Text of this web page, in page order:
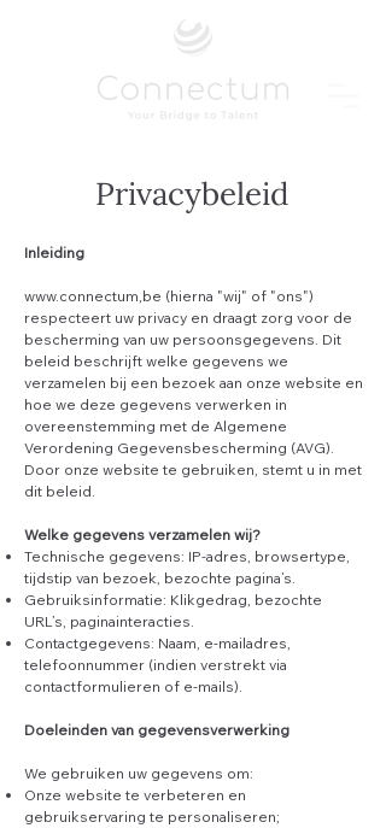
Privacybeleid
Inleiding
www.connectum,be (hierna "wij" of "ons")
respecteert uw privacy en draagt zorg voor de
bescherming van uw persoonsgegevens. Dit
beleid beschrijft welke gegevens we
verzamelen bij een bezoek aan onze website en
hoe we deze gegevens verwerken in
overeenstemming met de Algemene
Verordening Gegevensbescherming (AVG).
Door onze website te gebruiken, stemt u in met
dit beleid.
Welke gegevens verzamelen wij?
Technische gegevens: IP-adres, browsertype,
tijdstip van bezoek, bezochte pagina’s.
Gebruiksinformatie: Klikgedrag, bezochte
URL’s, paginainteracties.
Contactgegevens: Naam, e-mailadres,
telefoonnummer (indien verstrekt via
contactformulieren of e-mails).
Doeleinden van gegevensverwerking
We gebruiken uw gegevens om:
Onze website te verbeteren en
gebruikservaring te personaliseren;